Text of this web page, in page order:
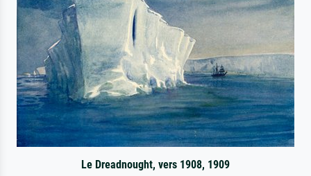
Le Dreadnought, vers 1908, 1909